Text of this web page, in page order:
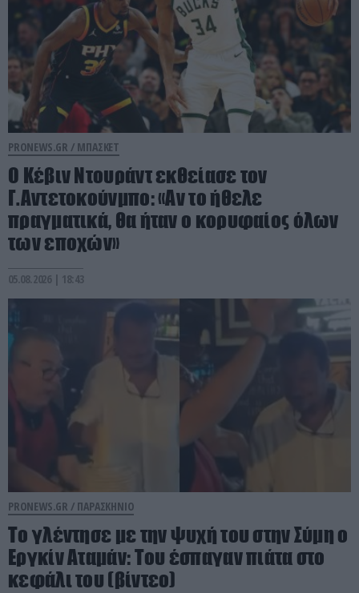
PRONEWS.GR / ΜΠΑΣΚΕΤ
Ο Κέβιν Ντουράντ εκθείασε τον
Γ.Αντετοκούνμπο: «Αν το ήθελε
πραγματικά, θα ήταν ο κορυφαίος όλων
των εποχών»
05.08.2026 | 18:43
PRONEWS.GR / ΠΑΡΑΣΚΗΝΙΟ
Το γλέντησε με την ψυχή του στην Σύμη ο
Εργκίν Αταμάν: Του έσπαγαν πιάτα στο
κεφάλι του (βίντεο)